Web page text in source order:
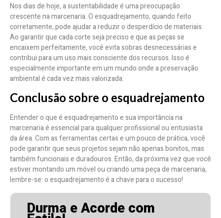
Nos dias de hoje, a sustentabilidade é uma preocupação
crescente na marcenaria. O esquadrejamento, quando feito
corretamente, pode ajudar a reduzir o desperdício de materiais.
Ao garantir que cada corte seja preciso e que as peças se
encaixem perfeitamente, você evita sobras desnecessárias e
contribui para um uso mais consciente dos recursos. Isso é
especialmente importante em um mundo onde a preservação
ambiental é cada vez mais valorizada.
Conclusão sobre o esquadrejamento
Entender o que é esquadrejamento e sua importância na
marcenaria é essencial para qualquer profissional ou entusiasta
da área. Com as ferramentas certas e um pouco de prática, você
pode garantir que seus projetos sejam não apenas bonitos, mas
também funcionais e duradouros. Então, da próxima vez que você
estiver montando um móvel ou criando uma peça de marcenaria,
lembre-se: o esquadrejamento é a chave para o sucesso!
Durma e Acorde com